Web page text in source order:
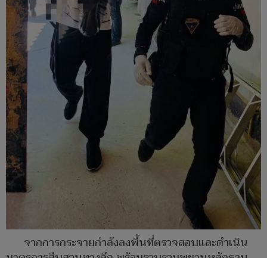
จากการกระจายกำลังลงพื้นที่ตรวจสอบและดำเนิน